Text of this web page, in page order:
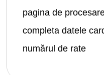
pagina de
completa datele
numărul de rate